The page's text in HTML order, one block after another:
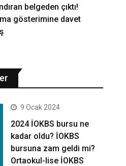
belgeden çıktı!
gösterimine davet
9 Ocak 2024
2024 İOKBS bursu ne
kadar oldu? İOKBS
bursuna zam geldi mi?
Ortaokul-lise İOKBS